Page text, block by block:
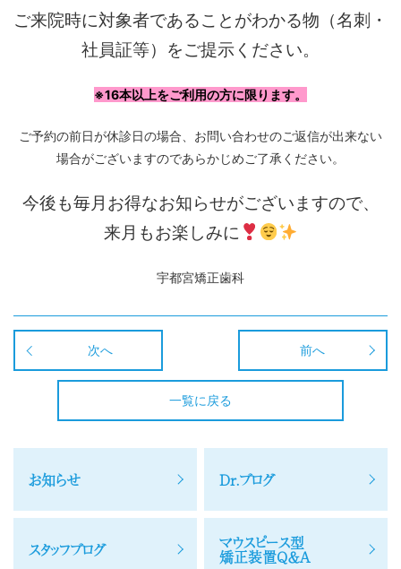
ご来院時に対象者であることがわかる物（名刺・
社員証等）をご提示ください。
※16本以上をご利用の方に限ります。
ご予約の前日が休診日の場合、お問い合わせのご返信が出来ない
場合がございますのであらかじめご了承ください。
今後も毎月お得なお知らせがございますので、
来月もお楽しみに
宇都宮矯正歯科
次へ 前へ
一覧に戻る
お知らせ Dr.ブログ
スタッフブログ マウスピース型
矯正装置Q＆A